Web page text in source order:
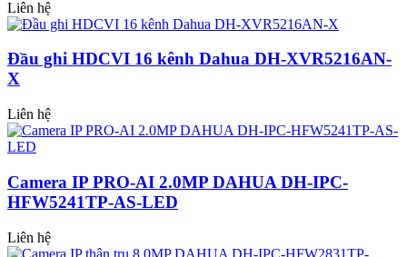
Liên hệ
Đầu ghi HDCVI 16 kênh Dahua DH-XVR5216AN-
X
Liên hệ
Camera IP PRO-AI 2.0MP DAHUA DH-IPC-
HFW5241TP-AS-LED
Liên hệ